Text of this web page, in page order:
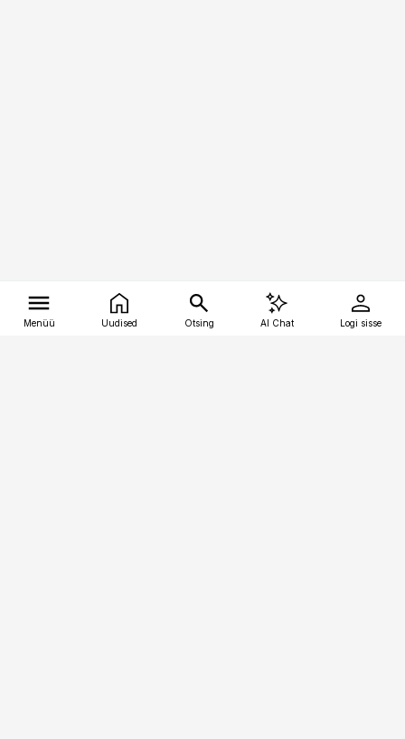
Menüü Uudised Otsing AI Chat Logi sisse